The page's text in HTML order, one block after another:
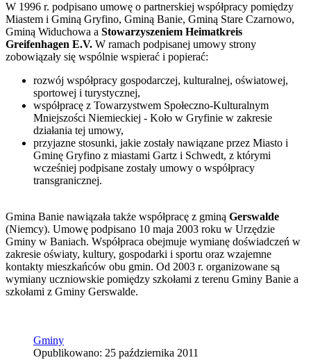
W 1996 r. podpisano umowę o partnerskiej współpracy pomiędzy
Miastem i Gminą Gryfino, Gminą Banie, Gminą Stare Czarnowo,
Gminą Widuchowa a Stowarzyszeniem Heimatkreis
Greifenhagen E.V. W ramach podpisanej umowy strony
zobowiązały się wspólnie wspierać i popierać:
rozwój współpracy gospodarczej, kulturalnej, oświatowej,
sportowej i turystycznej,
współpracę z Towarzystwem Społeczno-Kulturalnym
Mniejszości Niemieckiej - Koło w Gryfinie w zakresie
działania tej umowy,
przyjazne stosunki, jakie zostały nawiązane przez Miasto i
Gminę Gryfino z miastami Gartz i Schwedt, z którymi
wcześniej podpisane zostały umowy o współpracy
transgranicznej.
Gmina Banie nawiązała także współpracę z gminą Gerswalde
(Niemcy). Umowę podpisano 10 maja 2003 roku w Urzędzie
Gminy w Baniach. Współpraca obejmuje wymianę doświadczeń w
zakresie oświaty, kultury, gospodarki i sportu oraz wzajemne
kontakty mieszkańców obu gmin. Od 2003 r. organizowane są
wymiany uczniowskie pomiędzy szkołami z terenu Gminy Banie a
szkołami z Gminy Gerswalde.
Gminy
Opublikowano: 25 października 2011